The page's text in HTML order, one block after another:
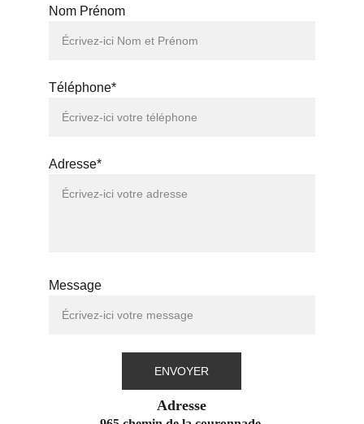
Nom Prénom
Téléphone*
Adresse*
Message
ENVOYER
Adresse